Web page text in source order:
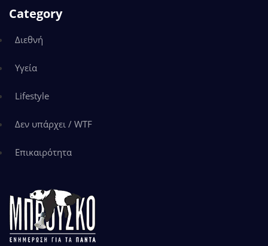
Category
Διεθνή
Υγεία
Lifestyle
Δεν υπάρχει / WTF
Επικαιρότητα